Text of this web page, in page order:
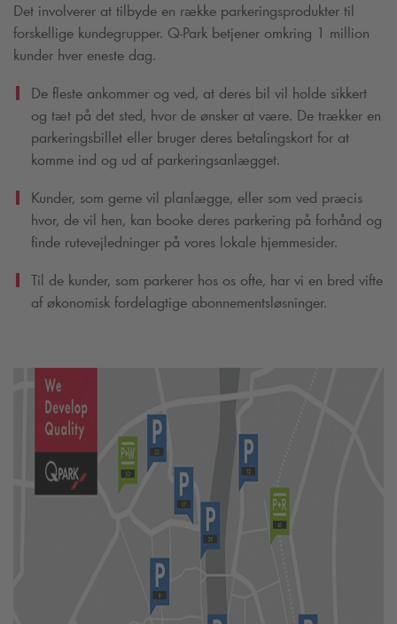
Det involverer at tilbyde en række parkeringsprodukter til
forskellige kundegrupper. Q-Park betjener omkring 1 million
kunder hver eneste dag.
De fleste ankommer og ved, at deres bil vil holde sikkert
og tæt på det sted, hvor de ønsker at være. De trækker en
parkeringsbillet eller bruger deres betalingskort for at
komme ind og ud af parkeringsanlægget.
Kunder, som gerne vil planlægge, eller som ved præcis
hvor, de vil hen, kan booke deres parkering på forhånd og
finde rutevejledninger på vores lokale hjemmesider.
Til de kunder, som parkerer hos os ofte, har vi en bred vifte
af økonomisk fordelagtige abonnementsløsninger.